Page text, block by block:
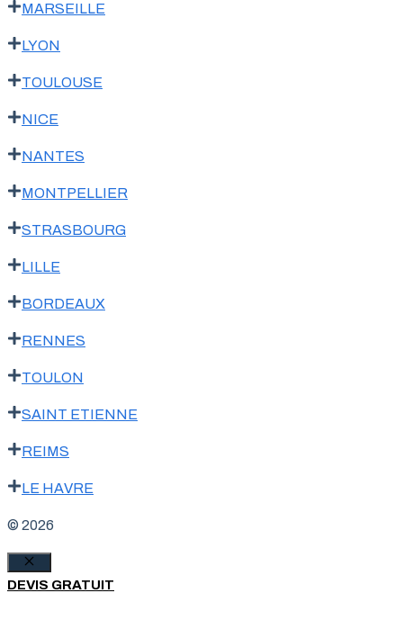
MARSEILLE
LYON
TOULOUSE
NICE
NANTES
MONTPELLIER
STRASBOURG
LILLE
BORDEAUX
RENNES
TOULON
SAINT ETIENNE
REIMS
LE HAVRE
© 2026
Fermer
DEVIS GRATUIT